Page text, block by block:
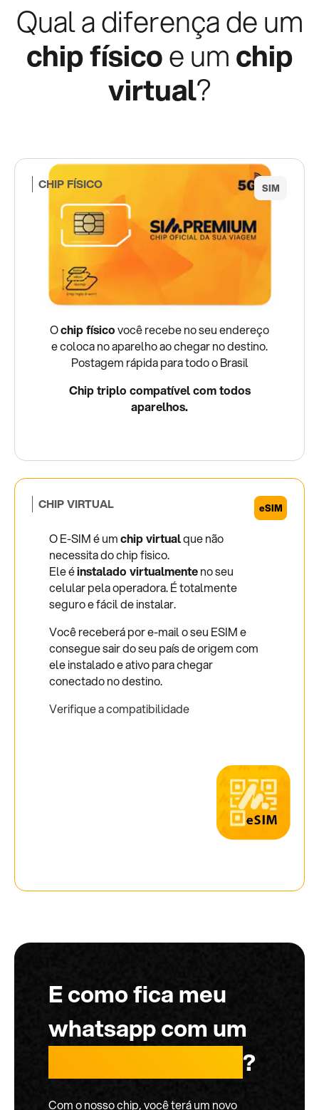
Qual a diferença de um
chip físicoe umchip
virtual?
CHIP FÍSICO
Ochip físicovocê recebe no seu endereço
e coloca no aparelho ao chegar no destino.
Postagem rápida para todo o Brasil
Chip triplo compatível com todos
aparelhos.
CHIP VIRTUAL
O E-SIM é umchip virtualque não
necessita do chip fisico.
Ele éinstalado virtualmenteno seu
celular pela operadora. É totalmente
seguro e fácil de instalar.
Você receberá por e-mail o seu ESIM e
consegue sair do seu país de origem com
ele instalado e ativo para chegar
conectado no destino.
Verifique a compatibilidade
E como fica meu
whatsapp com um
?
Com o nosso chip, você terá um novo